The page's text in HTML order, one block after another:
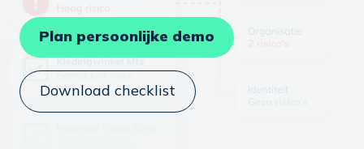
Plan persoonlijke demo
Download checklist